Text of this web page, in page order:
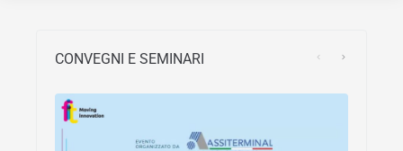
CONVEGNI E SEMINARI